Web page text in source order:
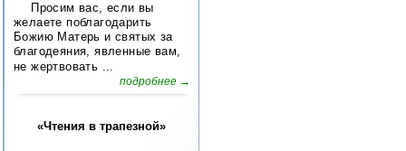
Просим вас, если вы
желаете поблагодарить
Божию Матерь и святых за
благодеяния, явленные вам,
не жертвовать ...
подробнее →
«Чтения в трапезной»